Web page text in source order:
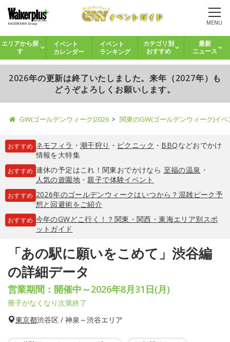
MENU
エリアから探
す
イベント
カレンダー
イベント
ランキング
カテゴリ別
おすすめ
最新
ニュース
2026年の更新は終了いたしました。来年（2027年）も
どうぞよろしくお願いします。
GW(ゴールデンウィーク)2026 関東のGW(ゴールデンウィーク)イ
おすすめ ネモフィラ ・ 潮干狩り ・ ピクニック ・ BBQなどおでかけ
情報を大特集
おすすめ 連休の予定はこれ！関東おでかけなら 至福の温泉 ・
人気の遊園地・親子で体験イベント
おすすめ 2026年のゴールデンウィークはいつから？混雑ピーク予
想と回避術をご紹介
おすすめ 今年のGWどこ行く！？関東・関西・東海エリア別スポ
ットガイド
「あの駅に願いをこめて」渋谷編
の詳細データ
営業期間：開催中～2026年8月31日(月)
冊子がなくなり次第終了
東京都渋谷区 / 神泉～渋谷エリア